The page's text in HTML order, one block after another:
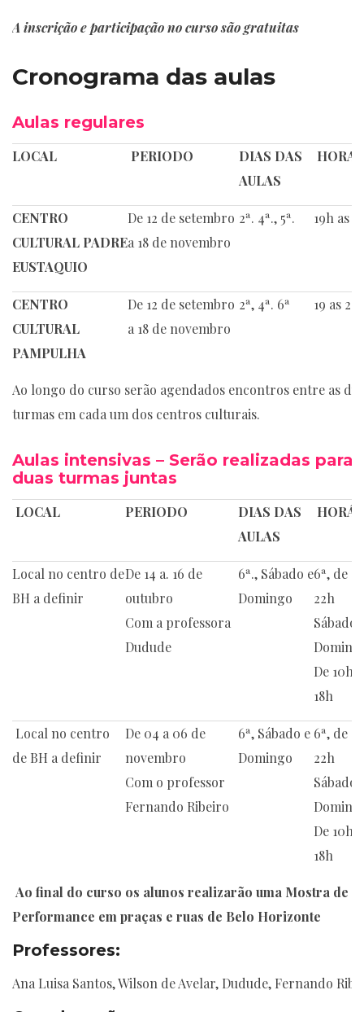
A inscrição e participação no curso são gratuitas
Cronograma das aulas
Aulas regulares
LOCAL PERIODO
DIAS DAS
AULAS
CENTRO
CULTURAL PADRE
EUSTAQUIO
De 12 de setembro
a 18 de novembro
2ª. 4ª., 5ª. 19h as
CENTRO
CULTURAL
PAMPULHA
De 12 de setembro
a 18 de novembro
2ª, 4ª. 6ª 19 as 22
Ao longo do curso serão agendados encontros entre as
turmas em cada um dos centros culturais.
Aulas intensivas – Serão realizadas para
duas turmas juntas
LOCAL PERIODO
DIAS DAS
AULAS
Local no centro de
BH a definir
De 14 a. 16 de
outubro
Com a professora
Dudude
6ª., Sábado e
Domingo
6ª, de
22h
Sábado
De 10h
18h
Local no centro
de BH a definir
De 04 a 06 de
novembro
Com o professor
Fernando Ribeiro
6ª, Sábado e
Domingo
6ª, de
22h
Sábado
De 10h
18h
Ao final do curso os alunos realizarão uma Mostra de
Performance em praças e ruas de Belo Horizonte
Professores:
Ana Luisa Santos, Wilson de Avelar, Dudude, Fernando